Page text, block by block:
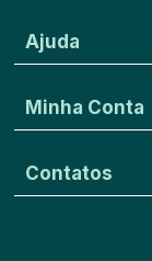
Ajuda
Minha Conta
Contatos